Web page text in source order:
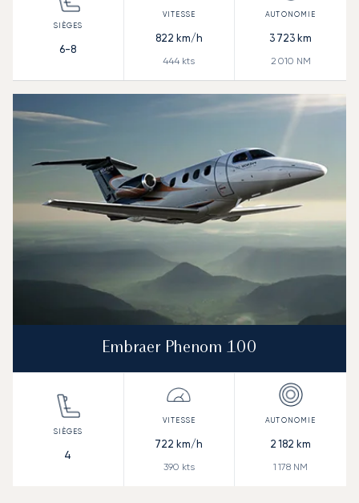
6-8
822 km/h
444 kts
3 723 km
2 010 NM
Embraer Phenom 100
4
722 km/h
390 kts
2 182 km
1 178 NM